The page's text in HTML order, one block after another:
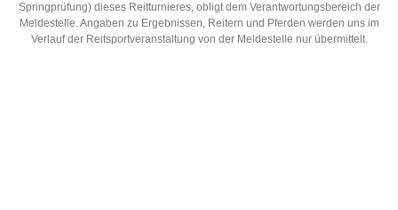
Springprüfung) dieses Reitturnieres, obligt dem Verantwortungsbereich der
Meldestelle. Angaben zu Ergebnissen, Reitern und Pferden werden uns im
Verlauf der Reitsportveranstaltung von der Meldestelle nur übermittelt.